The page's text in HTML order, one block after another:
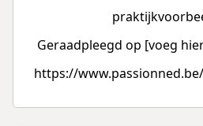
Geraadpleegd op [voeg
https://